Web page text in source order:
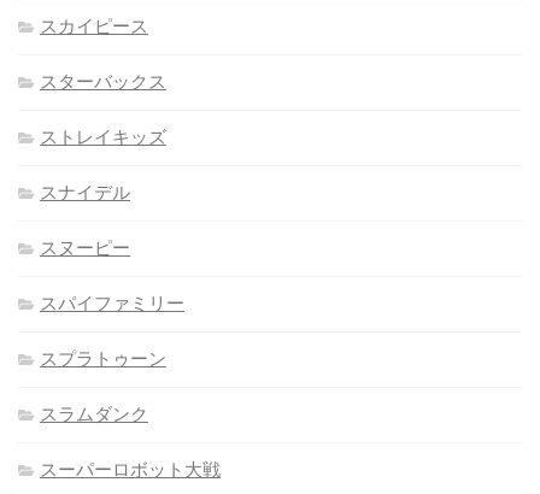
スカイピース
スターバックス
ストレイキッズ
スナイデル
スヌーピー
スパイファミリー
スプラトゥーン
スラムダンク
スーパーロボット大戦